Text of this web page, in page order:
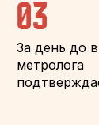
03
За день до
метролога